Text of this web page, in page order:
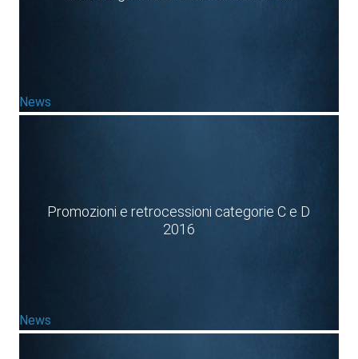
News
Promozioni e retrocessioni categorie C e D
2016
News